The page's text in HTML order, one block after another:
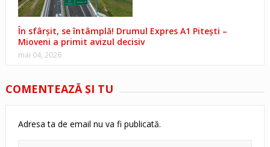
În sfârșit, se întâmplă! Drumul Expres A1 Pitești –
Mioveni a primit avizul decisiv
mai 04, 2026
COMENTEAZĂ ŞI TU
Adresa ta de email nu va fi publicată.